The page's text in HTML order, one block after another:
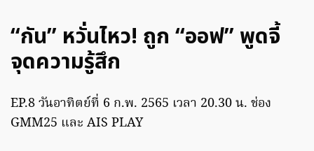
“กัน” หวั่นไหว! ถูก “ออฟ” พูดจี้
จุดความรู้สึก
EP.8 วันอาทิตย์ที่ 6 ก.พ. 2565 เวลา 20.30 น. ช่อง
GMM25 และ AIS PLAY